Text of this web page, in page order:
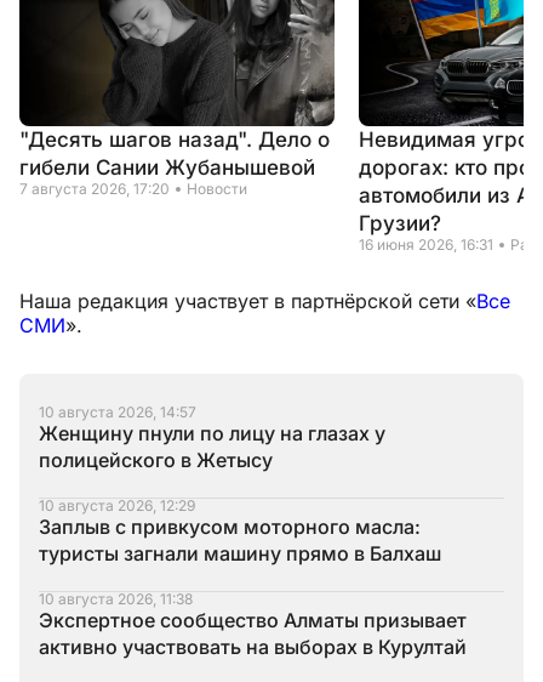
"Десять шагов назад". Дело о
гибели Сании Жубанышевой
7 августа 2026, 17:20 Новости
Невидимая
дорогах: кто
автомобили из
Грузии?
16 июня 2026, 16:31
Наша редакция участвует в партнёрской сети «Все
СМИ».
10 августа 2026, 14:57
Женщину пнули по лицу на глазах у
полицейского в Жетысу
10 августа 2026, 12:29
Заплыв с привкусом моторного масла:
туристы загнали машину прямо в Балхаш
10 августа 2026, 11:38
Экспертное сообщество Алматы призывает
активно участвовать на выборах в Курултай